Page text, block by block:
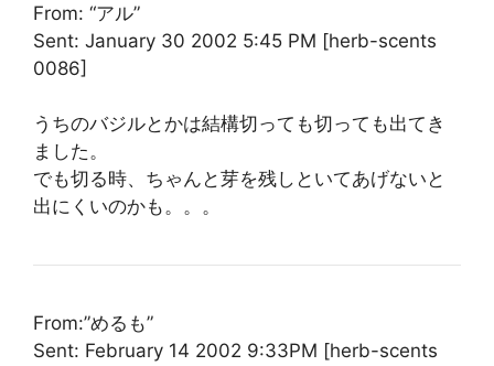
From: “アル”
Sent: January 30 2002 5:45 PM [herb-scents
0086]
うちのバジルとかは結構切っても切っても出てき
ました。
でも切る時、ちゃんと芽を残しといてあげないと
出にくいのかも。。。
From:”めるも”
Sent: February 14 2002 9:33PM [herb-scents